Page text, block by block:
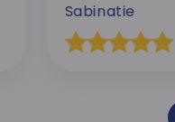
Sabinatie